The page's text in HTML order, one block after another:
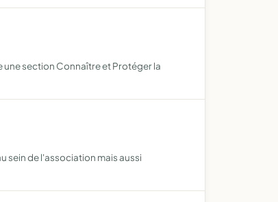
section Connaître et Protéger la
sein de l'association mais aussi